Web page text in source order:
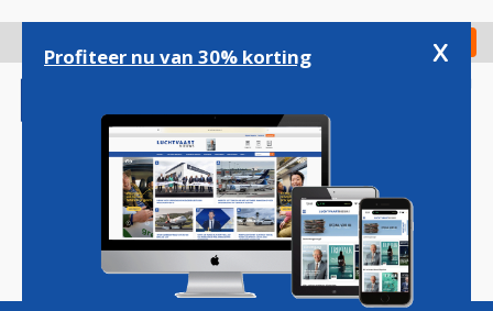
gaan
Check in
Magazine Podcasts Vacatures
Profiteer nu van 30% korting x